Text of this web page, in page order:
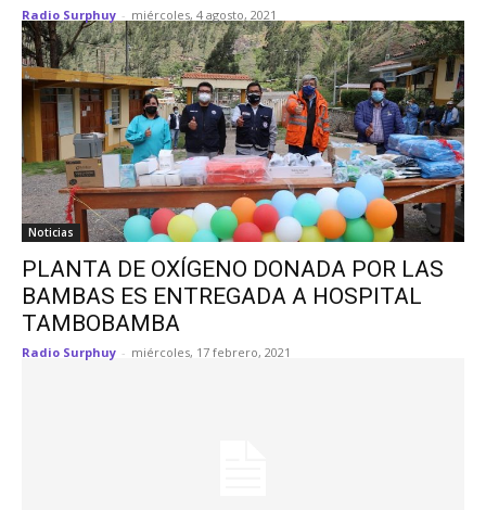
Radio Surphuy - miércoles, 4 agosto, 2021
Noticias
PLANTA DE OXÍGENO DONADA POR LAS
BAMBAS ES ENTREGADA A HOSPITAL
TAMBOBAMBA
Radio Surphuy - miércoles, 17 febrero, 2021